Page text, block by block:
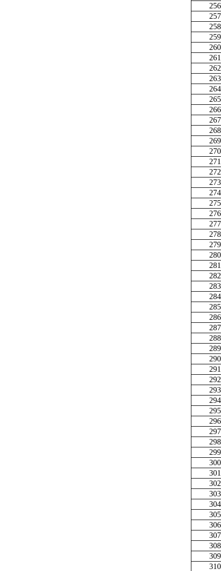
256
257
258
259
260
261
262
263
264
265
266
267
268
269
270
271
272
273
274
275
276
277
278
279
280
281
282
283
284
285
286
287
288
289
290
291
292
293
294
295
296
297
298
299
300
301
302
303
304
305
306
307
308
309
310